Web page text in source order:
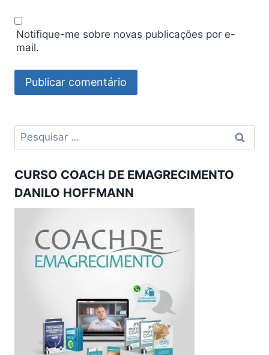
Notifique-me sobre novas publicações por e-
mail.
Pesquisar
por:
CURSO COACH DE EMAGRECIMENTO
DANILO HOFFMANN